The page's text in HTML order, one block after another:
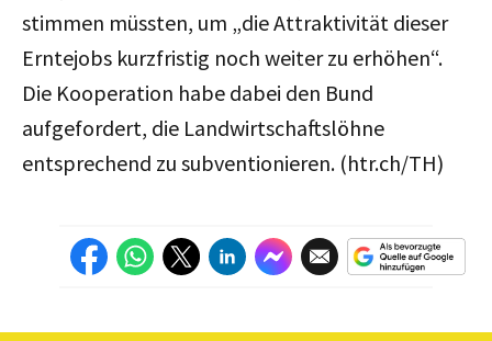
stimmen müssten, um „die Attraktivität dieser
Erntejobs kurzfristig noch weiter zu erhöhen“.
Die Kooperation habe dabei den Bund
aufgefordert, die Landwirtschaftslöhne
entsprechend zu subventionieren. (htr.ch/TH)